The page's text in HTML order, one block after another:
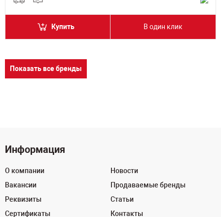
Купить В один клик
Показать все бренды
Информация
О компании
Вакансии
Реквизиты
Сертификаты
Новости
Продаваемые бренды
Статьи
Контакты